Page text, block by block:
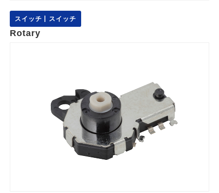
スイッチ スイッチ
Rotary